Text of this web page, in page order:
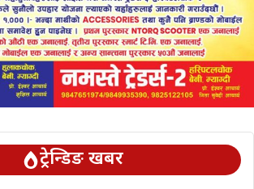
ट्रेन्डिङ खबर